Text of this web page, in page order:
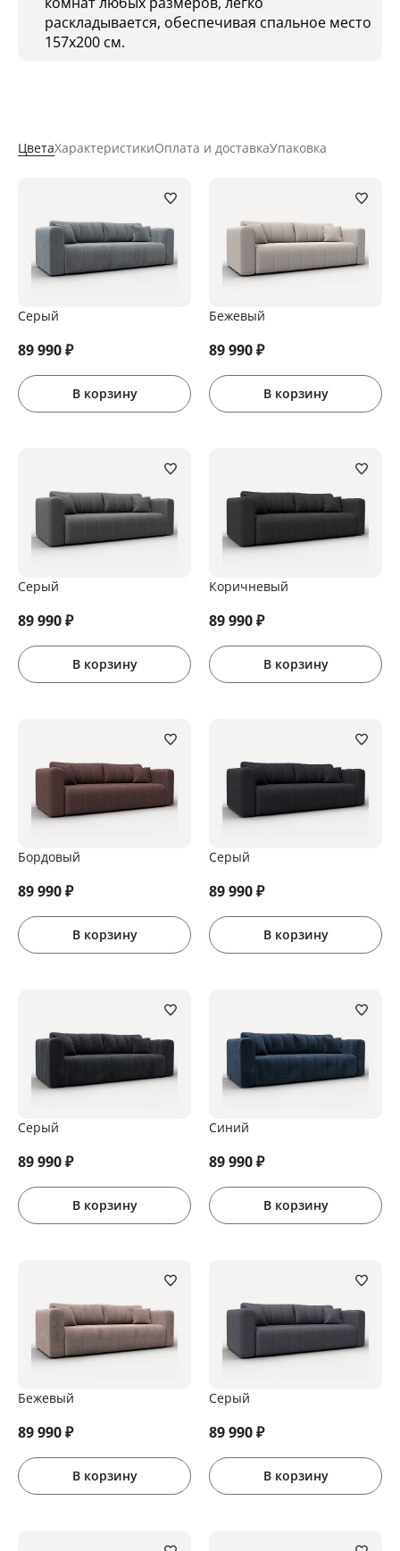
раскладывается, обеспечивая спальное место
157x200 см.
ЦветаХарактеристикиОплата и доставкаУпаковка
Серый
89 990₽
В корзину
Бежевый
89 990₽
В корзину
Серый
89 990₽
В корзину
Коричневый
89 990₽
В корзину
Бордовый
89 990₽
В корзину
Серый
89 990₽
В корзину
Серый
89 990₽
В корзину
Синий
89 990₽
В корзину
Бежевый
89 990₽
В корзину
Серый
89 990₽
В корзину